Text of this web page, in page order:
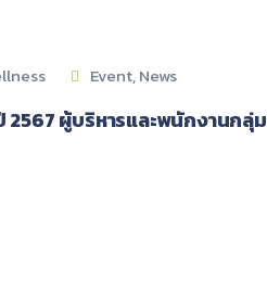
Event,News
ผู้บริหารและพนักงานกลุ่